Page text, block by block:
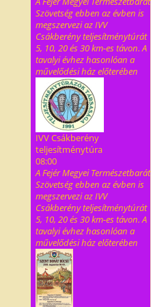
Szövetség ebben az évben is
megszervezi az IVV
Csákberény teljesítménytúrát
5, 10, 20 és 30 km-es távon. A
tavalyi évhez hasonlóan a
művelődési ház előterében
IVV Csákberény
teljesítménytúra
08:00
A Fejér Megyei Természetbarát
Szövetség ebben az évben is
megszervezi az IVV
Csákberény teljesítménytúrát
5, 10, 20 és 30 km-es távon. A
tavalyi évhez hasonlóan a
művelődési ház előterében